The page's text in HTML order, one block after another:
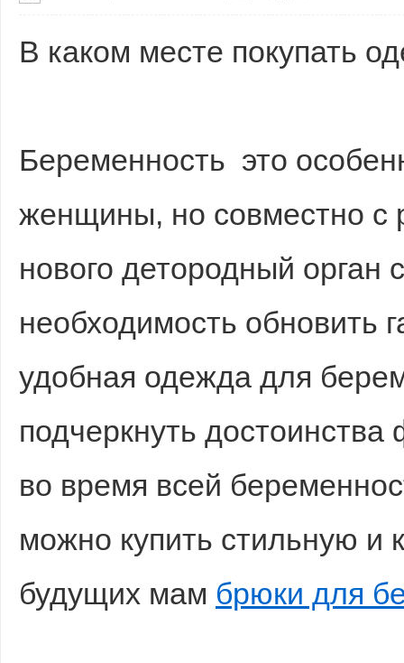
В каком месте покупать
Беременность это
женщины, но совместно с
нового детородный орган
необходимость обновить
удобная одежда для
подчеркнуть
во время всей
можно купить стильную и
будущих мам брюки для